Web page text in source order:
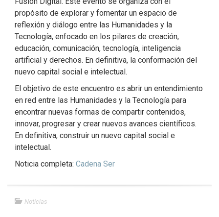
propósito de explorar y fomentar un espacio de
reflexión y diálogo entre las Humanidades y la
Tecnología, enfocado en los pilares de creación,
educación, comunicación, tecnología, inteligencia
artificial y derechos. En definitiva, la conformación del
nuevo capital social e intelectual.
El objetivo de este encuentro es abrir un entendimiento
en red entre las Humanidades y la Tecnología para
encontrar nuevas formas de compartir contenidos,
innovar, progresar y crear nuevos avances científicos.
En definitiva, construir un nuevo capital social e
intelectual.
Noticia completa: Cadena Ser
Noticias